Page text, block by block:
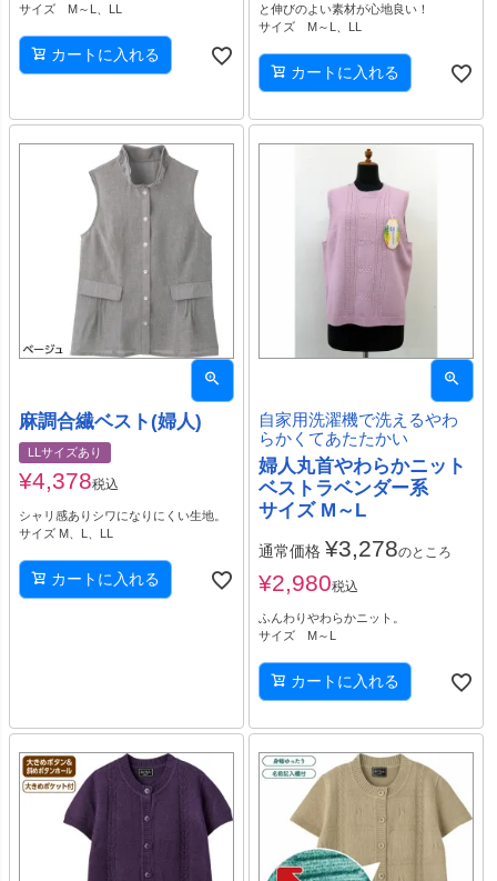
サイズ M～L、LL
カートに入れる
と伸びのよい素材が心地良い！
サイズ M～L、LL
カートに入れる
麻調合繊ベスト(婦人)
LLサイズあり
¥4,378税込
シャリ感ありシワになりにくい生地。
サイズ M、L、LL
カートに入れる
自家用洗濯機で洗えるやわ
らかくてあたたかい
婦人丸首やわらかニット
ベストラベンダー系
サイズ M～L
通常価格 ¥3,278のところ
¥2,980税込
ふんわりやわらかニット。
サイズ M～L
カートに入れる